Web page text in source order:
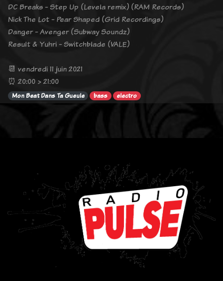
DC Breaks - Step Up (Levela remix) (RAM Records)
Nick The Lot - Pear Shaped (Grid Recordings)
Danger - Avenger (Subway Soundz)
Result & Yuhri - Switchblade (VALE)
📆 vendredi 11 juin 2021
⏰ 20:00 > 21:00
Mon Beat Dans Ta Gueule bass electro